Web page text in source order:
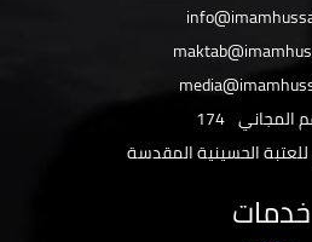
المجاني 174
الحسينية المقدسة
خدمات